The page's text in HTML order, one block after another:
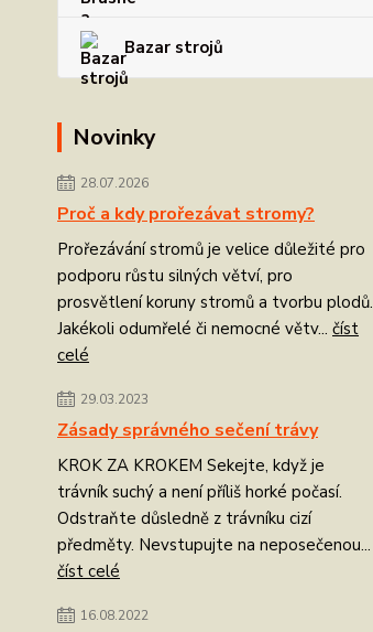
Bazar strojů
Novinky
28.07.2026
Proč a kdy prořezávat stromy?
Prořezávání stromů je velice důležité pro
podporu růstu silných větví, pro
prosvětlení koruny stromů a tvorbu plodů.
Jakékoli odumřelé či nemocné větv... číst
celé
29.03.2023
Zásady správného sečení trávy
KROK ZA KROKEM Sekejte, když je
trávník suchý a není příliš horké počasí.
Odstraňte důsledně z trávníku cizí
předměty. Nevstupujte na neposečenou...
číst celé
16.08.2022